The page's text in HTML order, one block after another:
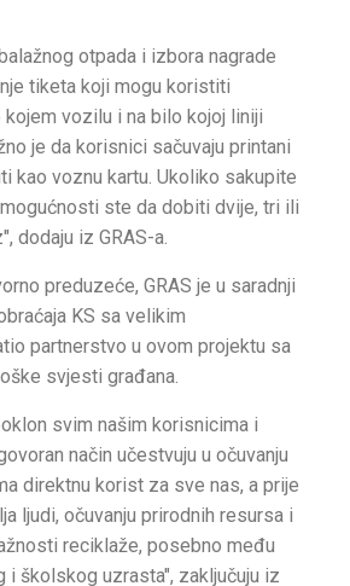
otpada i izbora nagrade
tiketa koji mogu koristiti
vozilu i na bilo kojoj liniji
je da korisnici sačuvaju printani
kao voznu kartu. Ukoliko sakupite
ste da dobiti dvije, tri ili
dodaju iz GRAS-a.
preduzeće, GRAS je u saradnji
KS sa velikim
partnerstvo u ovom projektu sa
svjesti građana.
svim našim korisnicima i
način učestvuju u očuvanju
direktnu korist za sve nas, a prije
ljudi, očuvanju prirodnih resursa i
reciklaže, posebno među
školskog uzrasta", zaključuju iz